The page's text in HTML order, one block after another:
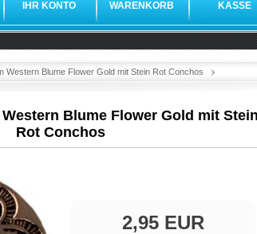
IHR KONTO WARENKORB KASSE
Western Blume Flower Gold mit Stein Rot Conchos
Blume Flower Gold mit Stein
Rot Conchos
2,95 EUR